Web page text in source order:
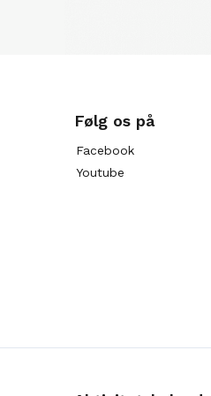
Følg os på
Facebook
Youtube